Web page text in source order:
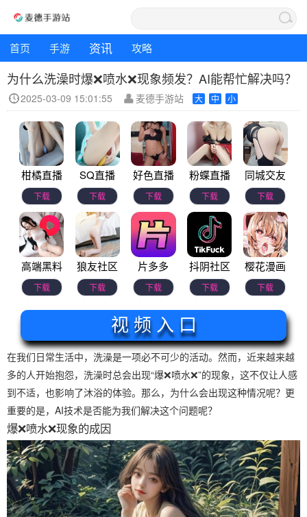
首页 手游 资讯 攻略
为什么洗澡时爆❌喷水❌现象频发？AI能帮忙解决吗？
2025-03-09 15:01:55 麦德手游站 大 中 小
柑橘直播
下载
SQ直播
下载
好色直播
下载
粉蝶直播
下载
同城交友
下载
高端黑料
下载
狼友社区
下载
片多多
下载
抖阴社区
下载
樱花漫画
下载
视 频 入 口
在我们日常生活中，洗澡是一项必不可少的活动。然而，近来越来越
多的人开始抱怨，洗澡时总会出现“爆❌喷水❌”的现象，这不仅让人感
到不适，也影响了沐浴的体验。那么，为什么会出现这种情况呢？更
重要的是，AI技术是否能为我们解决这个问题呢？
爆❌喷水❌现象的成因